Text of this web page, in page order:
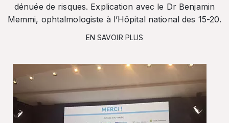
dénuée de risques. Explication avec le Dr Benjamin
Memmi, ophtalmologiste à l’Hôpital national des 15-20.
EN SAVOIR PLUS